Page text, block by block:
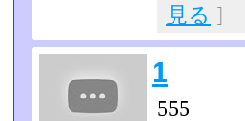
見る ]
1
555